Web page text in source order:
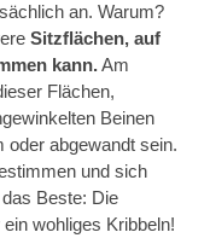
an. Warum?
Sitzflächen, auf
kann.Am
Flächen,
Beinen
abgewandt sein.
und sich
Beste: Die
wohliges Kribbeln!